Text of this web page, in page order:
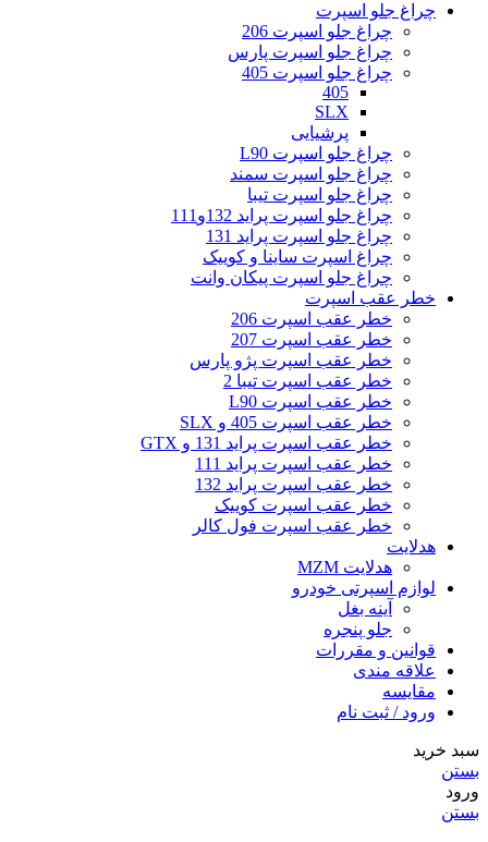
چراغ جلو اسپرت
چراغ جلو اسپرت 206
چراغ جلو اسپرت پارس
چراغ جلو اسپرت 405
405
SLX
پرشیایی
چراغ جلو اسپرت L90
چراغ جلو اسپرت سمند
چراغ جلو اسپرت تیبا
چراغ جلو اسپرت پراید 132و111
چراغ جلو اسپرت پراید 131
چراغ اسپرت ساینا و کوییک
چراغ جلو اسپرت پیکان وانت
خطر عقب اسپرت
خطر عقب اسپرت 206
خطر عقب اسپرت 207
خطر عقب اسپرت پژو پارس
خطر عقب اسپرت تیبا 2
خطر عقب اسپرت L90
خطر عقب اسپرت 405 و SLX
خطر عقب اسپرت پراید 131 و GTX
خطر عقب اسپرت پراید 111
خطر عقب اسپرت پراید 132
خطر عقب اسپرت کوییک
خطر عقب اسپرت فول کالر
هدلایت
هدلایت MZM
لوازم اسپرتی خودرو
آینه بغل
جلو پنجره
قوانین و مقررات
علاقه مندی
مقایسه
ورود / ثبت نام
سبد خرید
بستن
ورود
بستن